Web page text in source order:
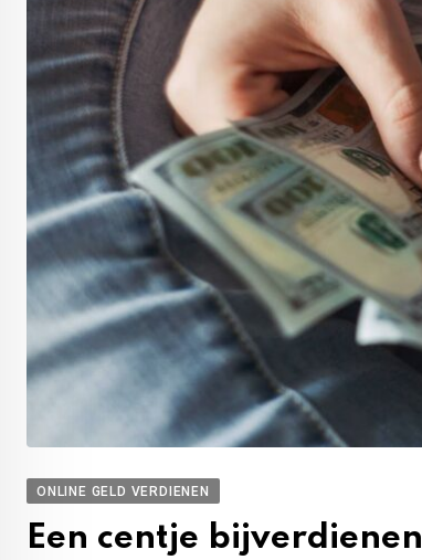
ONLINE GELD VERDIENEN
Een centje bijverdienen